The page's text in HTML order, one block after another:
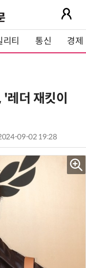
티 통신 경제
레더 재킷이
09-02 19:28